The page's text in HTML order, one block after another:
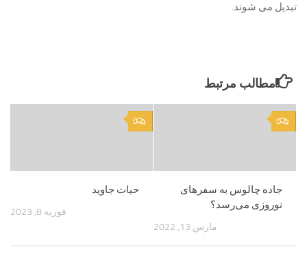
تبدیل می شوند.
مطالب مرتبط
0
حیات جاوید
فوریه 8, 2023
0
جاده چالوس به سفرهای
نوروزی می‌رسد؟
مارس 13, 2022